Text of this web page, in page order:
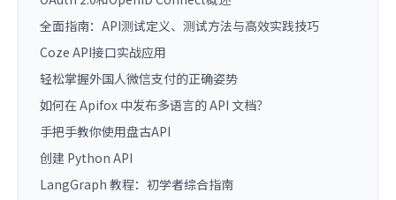
全面指南：API测试定义、测试方法与高效实践技巧
Coze API接口实战应用
轻松掌握外国人微信支付的正确姿势
如何在 Apifox 中发布多语言的 API 文档？
手把手教你使用盘古API
创建 Python API
LangGraph 教程：初学者综合指南